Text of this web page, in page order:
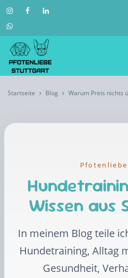
Startseite Blog Warum Preis nichts
Wissen
In meinem Blog teile
Hundetraining, Alltag
Gesundheit,